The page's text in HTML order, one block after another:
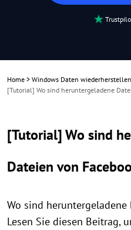
Home > Windows Daten wiederherstellen
[Tutorial] Wo sind heruntergeladene
[Tutorial] Wo sind
Dateien von
Wo sind heruntergeladene
Lesen Sie diesen Beitrag,